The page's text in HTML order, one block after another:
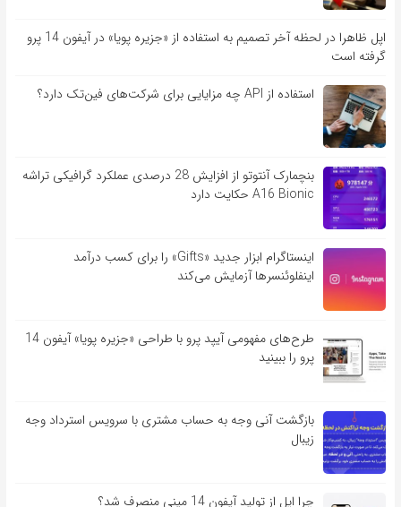
اپل ظاهرا در لحظه آخر تصمیم به استفاده از «جزیره پویا» در آیفون 14 پرو
گرفته است
استفاده از API چه مزایایی برای شرکت‌های فین‌تک دارد؟
بنچمارک آنتوتو از افزایش 28 درصدی عملکرد گرافیکی تراشه
A16 Bionic حکایت دارد
اینستاگرام ابزار جدید «Gifts» را برای کسب درآمد
اینفلوئنسرها آزمایش می‌کند
طرح‌های مفهومی آیپد پرو با طراحی «جزیره پویا» آیفون 14
پرو را ببینید
بازگشت آنی وجه به حساب مشتری با سرویس استرداد وجه
زیبال
چرا اپل از تولید آیفون 14 مینی منصرف شد؟